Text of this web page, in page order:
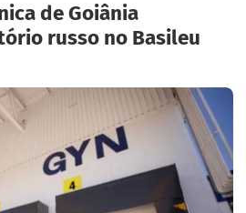
de Goiânia
russo no Basileu